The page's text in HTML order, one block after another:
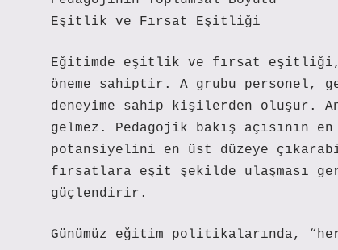
Eşitlik ve Fırsat Eşitliği
Eğitimde eşitlik ve fırsat eşitliği,
öneme sahiptir. A grubu
deneyime sahip kişilerden oluşur.
gelmez. Pedagojik bakış
potansiyelini en üst düzeye
fırsatlara eşit şekilde ulaşması
güçlendirir.
Günümüz eğitim politikalarında,